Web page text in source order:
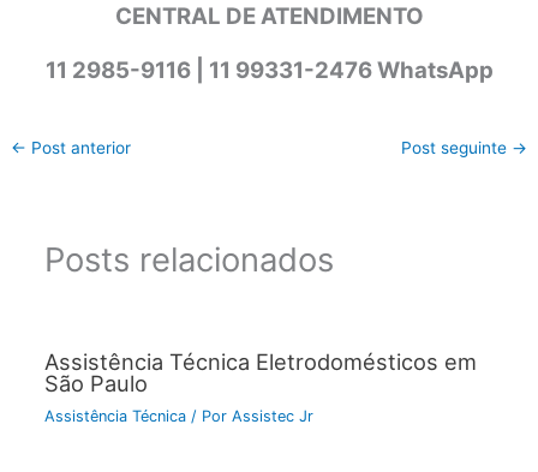
CENTRAL DE ATENDIMENTO
11 2985-9116 | 11 99331-2476 WhatsApp
← Post anterior Post seguinte →
Posts relacionados
Assistência Técnica Eletrodomésticos em
São Paulo
Assistência Técnica/ Por Assistec Jr